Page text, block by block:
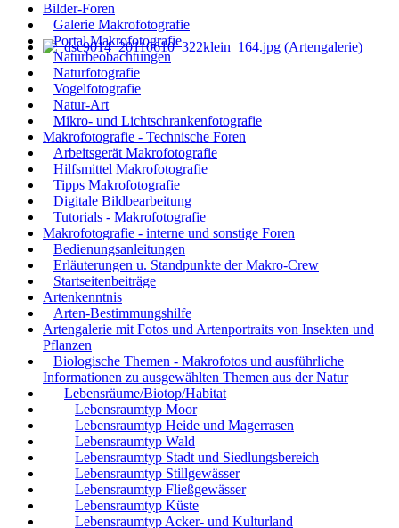
Bilder-Foren
Galerie Makrofotografie
Portal Makrofotografie
Naturbeobachtungen
Naturfotografie
Vogelfotografie
Natur-Art
Mikro- und Lichtschrankenfotografie
Makrofotografie - Technische Foren
Arbeitsgerät Makrofotografie
Hilfsmittel Makrofotografie
Tipps Makrofotografie
Digitale Bildbearbeitung
Tutorials - Makrofotografie
Makrofotografie - interne und sonstige Foren
Bedienungsanleitungen
Erläuterungen u. Standpunkte der Makro-Crew
Startseitenbeiträge
Artenkenntnis
Arten-Bestimmungshilfe
Artengalerie mit Fotos und Artenportraits von Insekten und
Pflanzen
Biologische Themen - Makrofotos und ausführliche
Informationen zu ausgewählten Themen aus der Natur
Lebensräume/Biotop/Habitat
Lebensraumtyp Moor
Lebensraumtyp Heide und Magerrasen
Lebensraumtyp Wald
Lebensraumtyp Stadt und Siedlungsbereich
Lebensraumtyp Stillgewässer
Lebensraumtyp Fließgewässer
Lebensraumtyp Küste
Lebensraumtyp Acker- und Kulturland